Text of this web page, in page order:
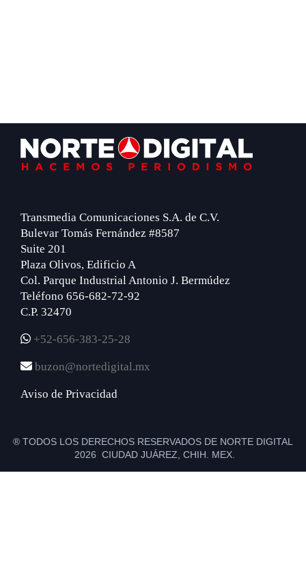
Footer
Transmedia Comunicaciones S.A. de C.V.
Bulevar Tomás Fernández #8587
Suite 201
Plaza Olivos, Edificio A
Col. Parque Industrial Antonio J. Bermúdez
Teléfono 656-682-72-92
C.P. 32470
+52-656-383-25-28
buzon@nortedigital.mx
Aviso de Privacidad
® TODOS LOS DERECHOS RESERVADOS DE NORTE DIGITAL
2026 CIUDAD JUÁREZ, CHIH. MEX.